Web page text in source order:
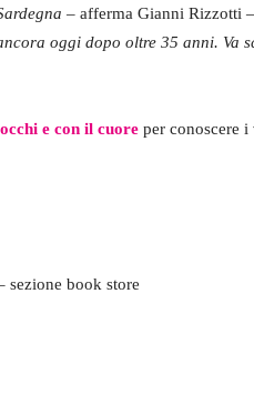
– afferma Gianni Rizzotti –
oggi dopo oltre 35 anni. Va
e con il cuore per conoscere
sezione book store